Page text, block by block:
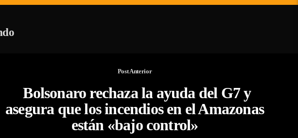
Post Anterior
Bolsonaro rechaza la ayuda del G7 y
asegura que los incendios en el Amazonas
están «bajo control»